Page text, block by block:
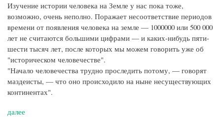
Изучение истории человека на Земле у нас пока тоже,
возможно, очень неполно. Поражает несоответствие периодов
времени от появления человека на земле — 1000000 или 500 000
лет не считаются большими цифрами — и каких-нибудь пяти-
шести тысяч лет, после которых мы можем говорить уже об
"историческом человечестве".
"Начало человечества трудно проследить потому, — говорят
маздеисты, — что оно происходило на ныне несуществующих
континентах".
далее